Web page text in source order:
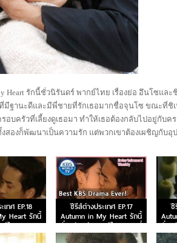
Heart รักนี้ชั่วนิรันดร์ พากย์ไทย เรื่องย่อ อึนโซแล
มีฐานะดีและมีพี่ชายที่รักเธอมากชื่อจุนโซ ขณะที่ชิ
อบครัวที่เลี้ยงดูเธอมา ทำให้เธอต้องกลับไปอยู่กั
สองก็พัฒนาเป็นความรัก แต่พวกเขาต้องเผชิญกับอุ
ทศ EP.18
Heart รักนี้
ไทย ตอนจบ
ซีรีส์ต่างประเทศ EP.17
Autumn in My Heart รักนี้
ชั่วนิรันดร์ พากย์ไทย ตอนที่
17
ซี
ชั่วนิ